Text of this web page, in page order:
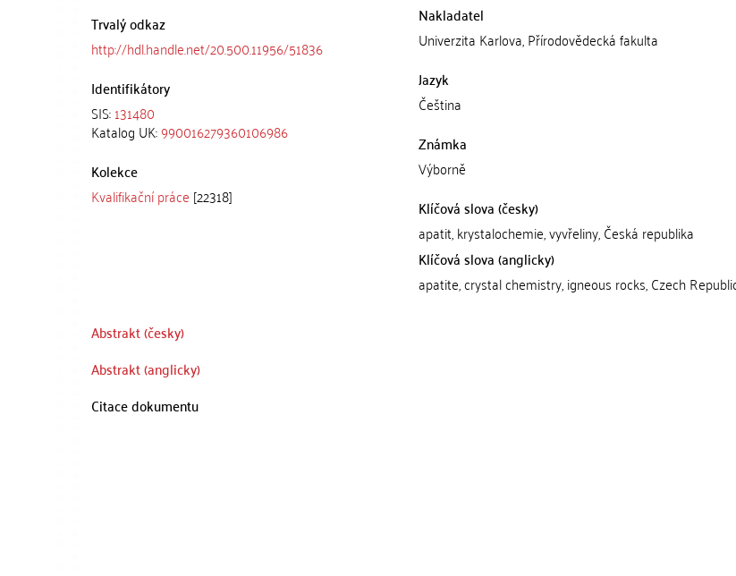
Trvalý odkaz
http://hdl.handle.net/20.500.11956/51836
Identifikátory
SIS:131480
Katalog UK:990016279360106986
Kolekce
Kvalifikační práce [22318]
Nakladatel
Univerzita Karlova, Přírodovědecká fakulta
Jazyk
Čeština
Známka
Výborně
Klíčová slova (česky)
apatit, krystalochemie, vyvřeliny, Česká republika
Klíčová slova (anglicky)
apatite, crystal chemistry, igneous rocks, Czech
Abstrakt (česky)
Abstrakt (anglicky)
Citace dokumentu